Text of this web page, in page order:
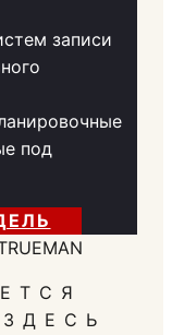
записи
под